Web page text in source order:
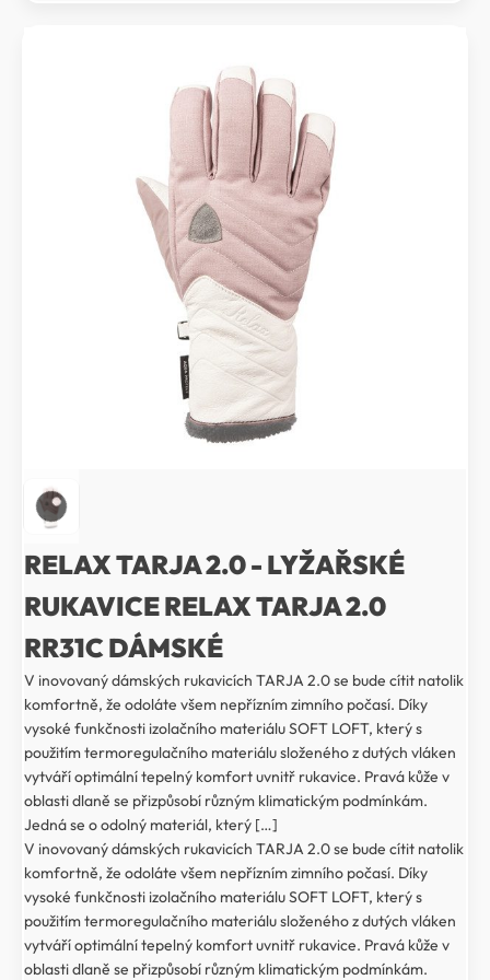
RELAX TARJA 2.0 - LYŽAŘSKÉ
RUKAVICE RELAX TARJA 2.0
RR31C DÁMSKÉ
V inovovaný dámských rukavicích TARJA 2.0 se bude cítit natolik
komfortně, že odoláte všem nepřízním zimního počasí. Díky
vysoké funkčnosti izolačního materiálu SOFT LOFT, který s
použitím termoregulačního materiálu složeného z dutých vláken
vytváří optimální tepelný komfort uvnitř rukavice. Pravá kůže v
oblasti dlaně se přizpůsobí různým klimatickým podmínkám.
Jedná se o odolný materiál, který […]
V inovovaný dámských rukavicích TARJA 2.0 se bude cítit natolik
komfortně, že odoláte všem nepřízním zimního počasí. Díky
vysoké funkčnosti izolačního materiálu SOFT LOFT, který s
použitím termoregulačního materiálu složeného z dutých vláken
vytváří optimální tepelný komfort uvnitř rukavice. Pravá kůže v
oblasti dlaně se přizpůsobí různým klimatickým podmínkám.